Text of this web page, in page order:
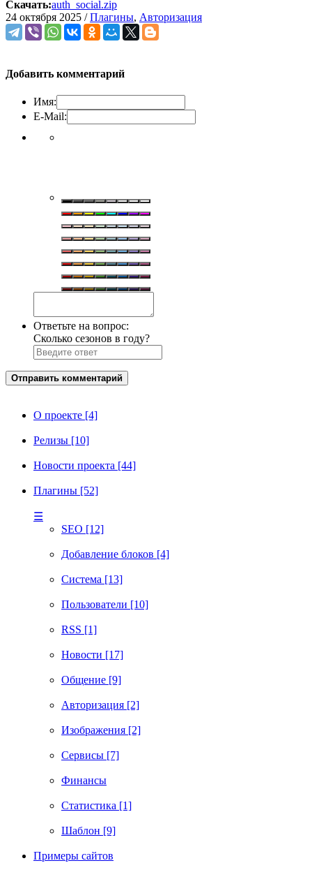
Скачать:auth_social.zip
24 октября 2025 /Плагины, Авторизация
Добавить комментарий
Имя:
E-Mail:
Ответьте на вопрос:
Сколько сезонов в году?
Отправить комментарий
О проекте [4]
Релизы [10]
Новости проекта [44]
Плагины [52]
☰
SEO [12]
Добавление блоков [4]
Система [13]
Пользователи [10]
RSS [1]
Новости [17]
Общение [9]
Авторизация [2]
Изображения [2]
Сервисы [7]
Финансы
Статистика [1]
Шаблон [9]
Примеры сайтов